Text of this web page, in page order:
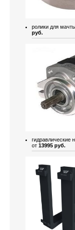
ролики для
руб.
гидравлические
от 13995 руб.